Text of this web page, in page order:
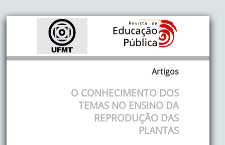
Artigos
O CONHECIMENTO DOS
TEMAS NO ENSINO DA
REPRODUÇÃO DAS
PLANTAS